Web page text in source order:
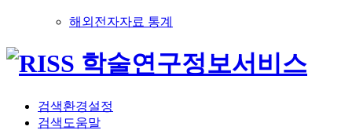
해외전자자료 통계
검색환경설정
검색도움말